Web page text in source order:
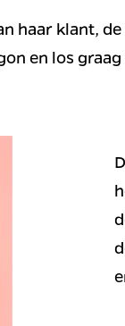
haar klant,
en los